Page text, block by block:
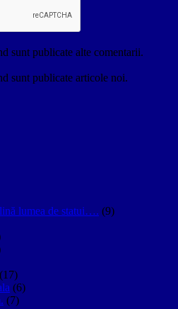
sunt publicate alte comentarii.
sunt publicate articole noi.
lumea de statui…. (9)
(17)
(6)
(7)